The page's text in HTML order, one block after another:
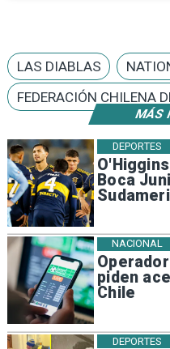
MÁS
Boca
DEPORTES
piden
Chile
NACIONAL
DEPORTES
LAS DIABLAS
FEDERACIÓN CHILENA